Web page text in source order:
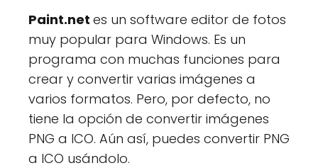
Paint.net es un software editor de fotos
muy popular para Windows. Es un
programa con muchas funciones para
crear y convertir varias imágenes a
varios formatos. Pero, por defecto, no
tiene la opción de convertir imágenes
PNG a ICO. Aún así, puedes convertir PNG
a ICO usándolo.